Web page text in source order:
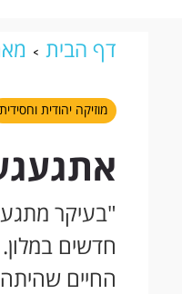
דף הבית
רזאל
מוזיקה יהודית וחסידית
"בעיקר
חדשים
החיים